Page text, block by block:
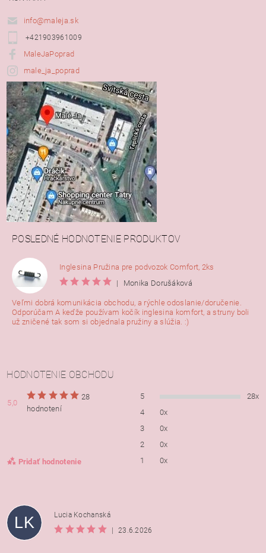
info@maleja.sk
+421903961009
MaleJaPoprad
male_ja_poprad
POSLEDNÉ HODNOTENIE PRODUKTOV
Inglesina Pružina pre podvozok Comfort, 2ks
|
Monika Dorušáková
Veľmi dobrá komunikácia obchodu, a rýchle odoslanie/doručenie.
Odporúčam A keďže používam kočík inglesina komfort, a struny boli
už zničené tak som si objednala pružiny a slúžia. :)
HODNOTENIE OBCHODU
5,0
28
hodnotení
Pridať hodnotenie
5
28x
4
0x
3
0x
2
0x
1
0x
LK
Lucia Kochanská
23.6.2026